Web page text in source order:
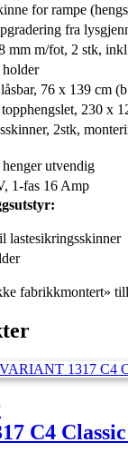
for rampe
fra
mm m/fot, 2 stk,
76 x 139 cm
230 x
2stk,
utvendig
1-fas 16 Amp
lastesikringsskinner
fabrikkmontert»
C4